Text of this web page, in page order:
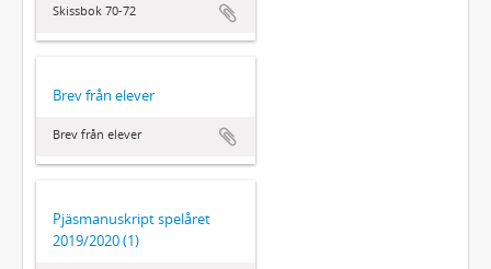
Skissbok 70-72
Brev från elever
Brev från elever
Pjäsmanuskript spelåret
2019/2020 (1)